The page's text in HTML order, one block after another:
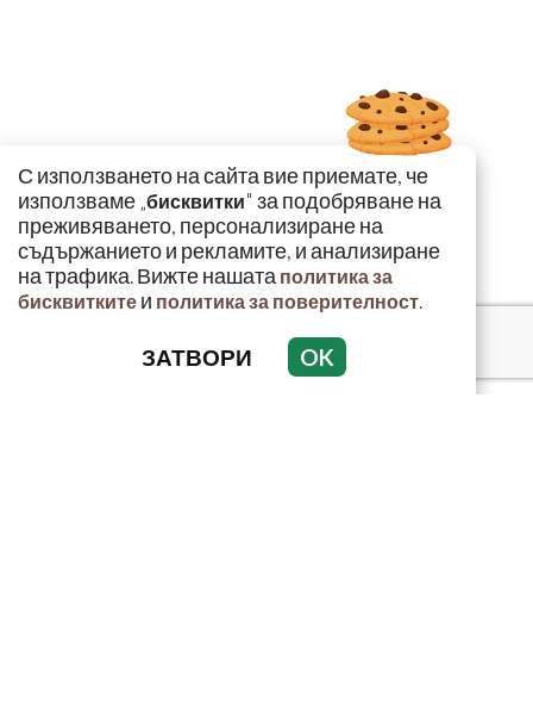
С използването на сайта вие приемате, че
използваме „бисквитки" за подобряване на
преживяването, персонализиране на
съдържанието и рекламите, и анализиране
на трафика. Вижте нашата политика за
бисквитките и политика за поверителност.
ЗАТВОРИ OK